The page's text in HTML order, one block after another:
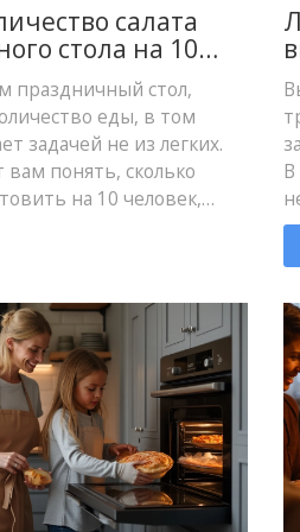
салата
стола на 10
праздничный стол,
еды, в том
задачей не из легких.
понять, сколько
на 10 человек,
и не пришлось
Мы также поговорим о
и ингредиентам.
с уверенностью и
В
и